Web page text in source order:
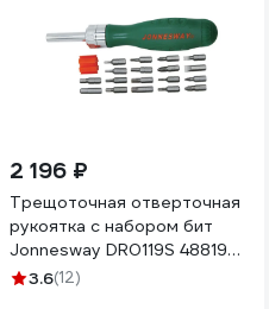
2 196 ₽
Трещоточная отверточная
рукоятка с набором бит
Jonnesway DR0119S 48819
048819
3.6(12)